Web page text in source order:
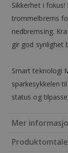
Sikkerhet i fokus!
trommelbrems
nedbremsing.
gir god synlighet
Smart teknologi
sparkesykkelen
status og
Mer